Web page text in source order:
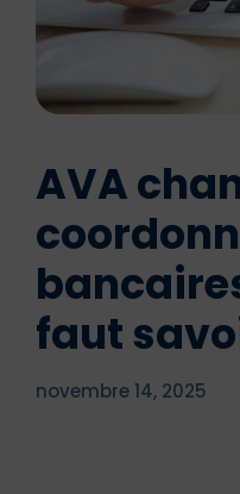
AVA
faut
novembre 14, 2025